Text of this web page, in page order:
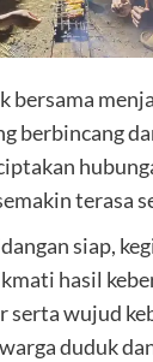
bersama
berbincang
terasa
siap,
hasil
serta wujud
duduk